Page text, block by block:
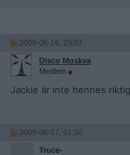
2009-06-16, 23:07
Disco Moskva
Medlem
Jackie är inte hennes
2009-06-17, 01:50
Truce-